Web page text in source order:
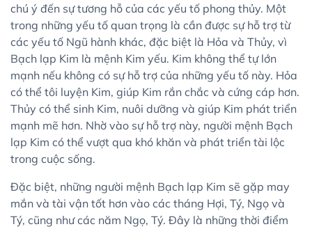
chú ý đến sự tương hỗ của các yếu tố phong thủy. Một
trong những yếu tố quan trọng là cần được sự hỗ trợ từ
các yếu tố Ngũ hành khác, đặc biệt là Hỏa và Thủy, vì
Bạch lạp Kim là mệnh Kim yếu. Kim không thể tự lớn
mạnh nếu không có sự hỗ trợ của những yếu tố này. Hỏa
có thể tôi luyện Kim, giúp Kim rắn chắc và cứng cáp hơn.
Thủy có thể sinh Kim, nuôi dưỡng và giúp Kim phát triển
mạnh mẽ hơn. Nhờ vào sự hỗ trợ này, người mệnh Bạch
lạp Kim có thể vượt qua khó khăn và phát triển tài lộc
trong cuộc sống.
Đặc biệt, những người mệnh Bạch lạp Kim sẽ gặp may
mắn và tài vận tốt hơn vào các tháng Hợi, Tý, Ngọ và
Tý, cũng như các năm Ngọ, Tý. Đây là những thời điểm